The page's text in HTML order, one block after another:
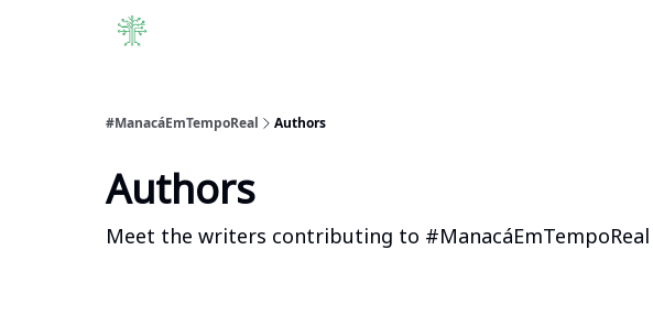
#ManacáEmTempoReal Authors
Authors
Meet the writers contributing to #ManacáEmTempoReal